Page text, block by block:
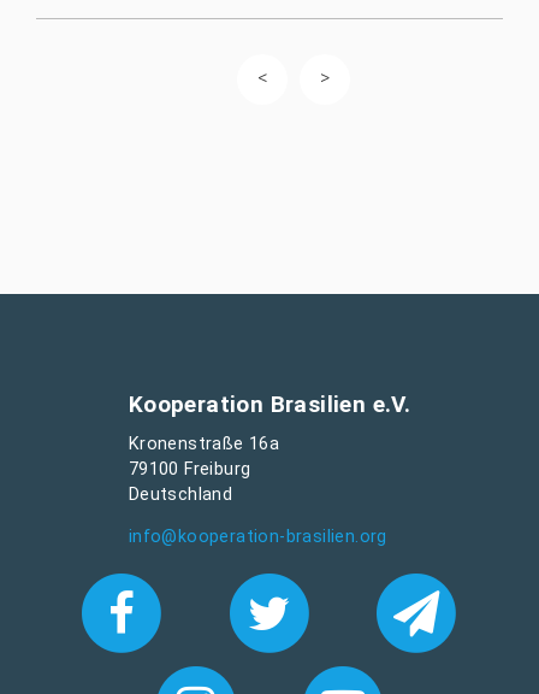
Kooperation Brasilien e.V.
Kronenstraße 16a
79100 Freiburg
Deutschland
info@kooperation-brasilien.org